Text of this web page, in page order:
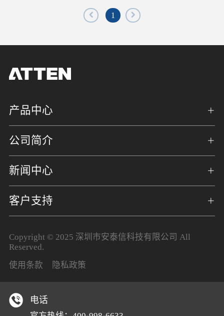
1
产品中心
公司简介
新闻中心
客户支持
Copyright © 2025 深圳市安泰信科技有限公司 All
Reserved.
使用条款
隐私政策
电话